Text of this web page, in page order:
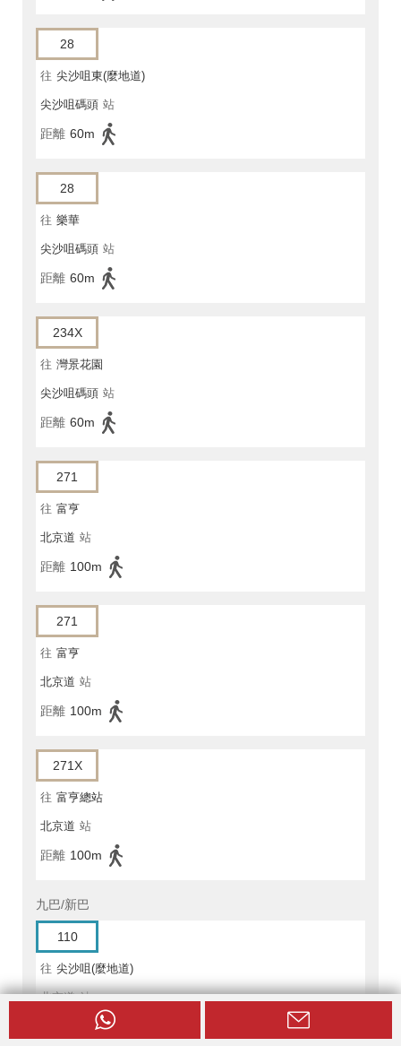
28
往 尖沙咀東(麼地道)
尖沙咀碼頭 站
距離 60m
28
往 樂華
尖沙咀碼頭 站
距離 60m
234X
往 灣景花園
尖沙咀碼頭 站
距離 60m
271
往 富亨
北京道 站
距離 100m
271
往 富亨
北京道 站
距離 100m
271X
往 富亨總站
北京道 站
距離 100m
九巴/新巴
110
往 尖沙咀(麼地道)
北京道 站
100m